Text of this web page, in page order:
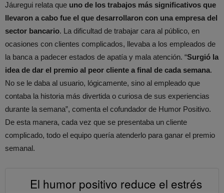
Jáuregui relata que uno de los trabajos más significativos que
llevaron a cabo fue el que desarrollaron con una empresa del
sector bancario. La dificultad de trabajar cara al público, en
ocasiones con clientes complicados, llevaba a los empleados de
la banca a padecer estados de apatía y mala atención. “Surgió la
idea de dar el premio al peor cliente a final de cada semana.
No se le daba al usuario, lógicamente, sino al empleado que
contaba la historia más divertida o curiosa de sus experiencias
durante la semana”, comenta el cofundador de Humor Positivo.
De esta manera, cada vez que se presentaba un cliente
complicado, todo el equipo quería atenderlo para ganar el premio
semanal.
El humor positivo reduce el estrés